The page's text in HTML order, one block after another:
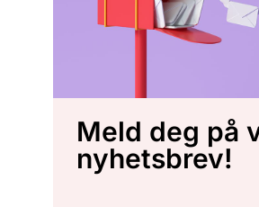
Meld deg på
nyhetsbrev!